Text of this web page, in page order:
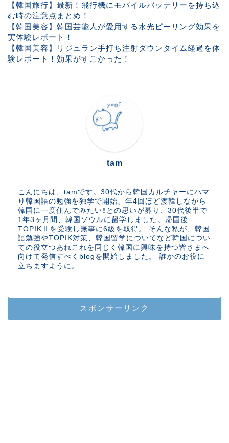
【韓国旅行】最新！飛行機にモバイルバッテリーを持ち込
む時の注意点まとめ！
【韓国美容】韓国芸能人が愛用する水光ピーリング効果を
実体験レポート！
【韓国美容】リジュラン手打ち注射ダウンタイム経過を体
験レポート！効果がすごかった！
tam
こんにちは、tamです。30代から韓国カルチャーにハマ
り韓国語の勉強を独学で開始、年4回ほど渡韓しながら
韓国に一度住んでみたい‼︎との思いが募り、30代後半で
1年3ヶ月間、韓国ソウルに留学しました。帰国後
TOPIKⅡを受験し無事に6級を取得。 そんな私が、韓国
語勉強やTOPIK対策、韓国留学についてなど韓国につい
ての役立つあれこれを同じく韓国に興味を持つ皆さまへ
向けて発信すべくblogを開始しました。 誰かのお役に
立ちますように。
スポンサーリンク